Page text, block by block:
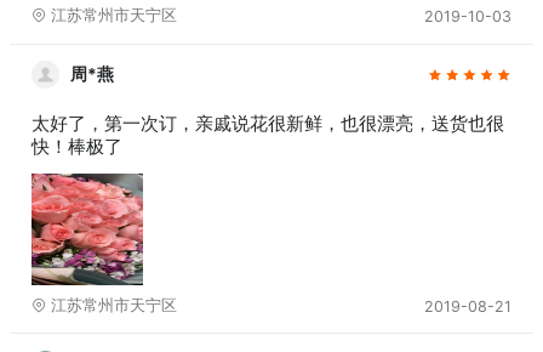
江苏常州市天宁区 2019-10-03
周*燕
太好了，第一次订，亲戚说花很新鲜，也很漂亮，送货也很
快！棒极了
江苏常州市天宁区 2019-08-21